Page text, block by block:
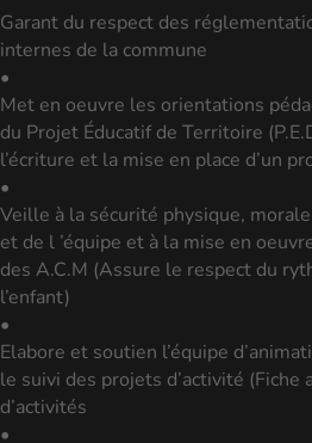
Garant du respect des
internes de la commune
•
Met en oeuvre les orientations
du Projet Éducatif de Territoire
l’écriture et la mise en place d’un
•
Veille à la sécurité physique,
et de l ’équipe et à la mise en
des A.C.M (Assure le respect du
l’enfant)
•
Elabore et soutien l’équipe
le suivi des projets d’activité (Fiche
d’activités
•